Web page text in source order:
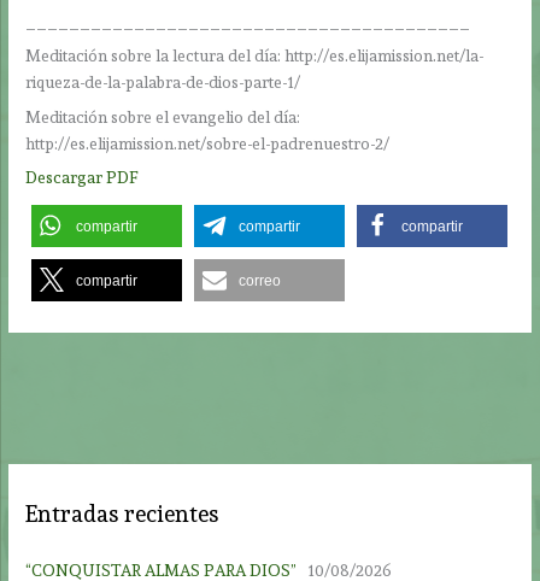
Meditación sobre la lectura del día: http://es.elijamission.net/la-
riqueza-de-la-palabra-de-dios-parte-1/
Meditación sobre el evangelio del día:
http://es.elijamission.net/sobre-el-padrenuestro-2/
Descargar PDF
compartir compartir compartir
compartir correo
Entradas recientes
“CONQUISTAR ALMAS PARA DIOS”
10/08/2026